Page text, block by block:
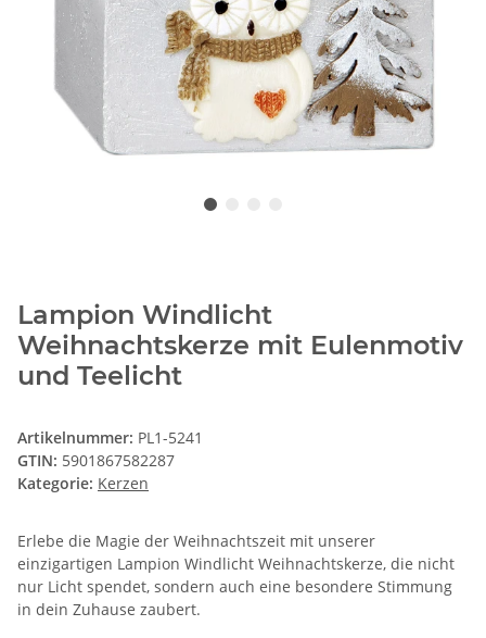
Lampion Windlicht
Weihnachtskerze mit Eulenmotiv
und Teelicht
Artikelnummer: PL1-5241
GTIN: 5901867582287
Kategorie: Kerzen
Erlebe die Magie der Weihnachtszeit mit unserer
einzigartigen Lampion Windlicht Weihnachtskerze, die nicht
nur Licht spendet, sondern auch eine besondere Stimmung
in dein Zuhause zaubert.